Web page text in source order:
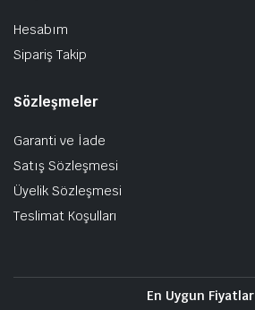
Hesabım
Sipariş Takip
Sözleşmeler
Garanti ve İade
Satış Sözleşmesi
Üyelik Sözleşmesi
Teslimat Koşulları
En Uygun Fiyatlar